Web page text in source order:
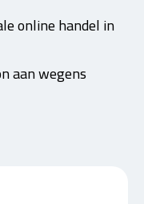
online handel in
aan wegens